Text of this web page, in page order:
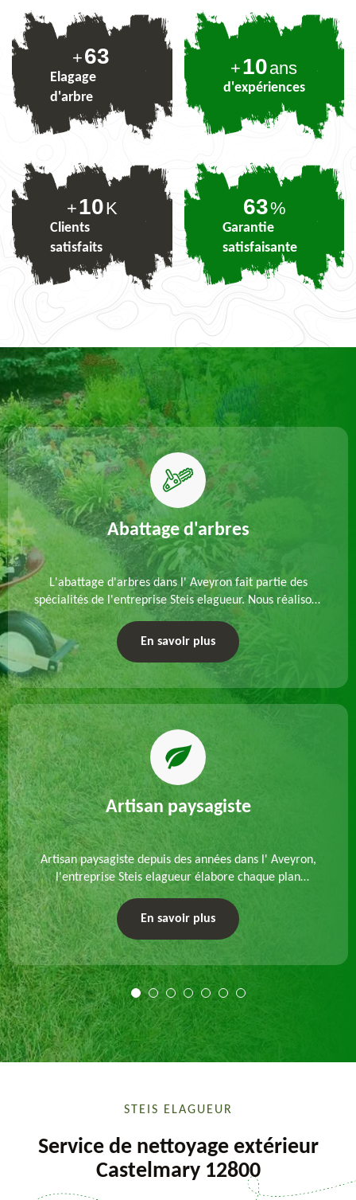
+78
Elagage
d'arbre
+10ans
d'expériences
+10K
Clients
satisfaits
78%
Garantie
satisfaisante
Abattage d'arbres
L'abattage d'arbres dans l' Aveyron fait partie des
spécialités de l'entreprise Steis elagueur. Nous réalisons
un abattage direct ou par démontage, tenant compte
des particularités du site et des végétaux.
En savoir plus
Artisan paysagiste
Artisan paysagiste depuis des années dans l' Aveyron,
l'entreprise Steis elagueur élabore chaque plan
d'aménagement paysager et exécute les travaux
afférents. Devis gratuit et sur mesure.
En savoir plus
STEIS ELAGUEUR
Service de nettoyage extérieur
Castelmary 12800